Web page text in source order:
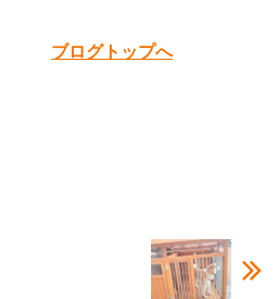
ブログトップへ